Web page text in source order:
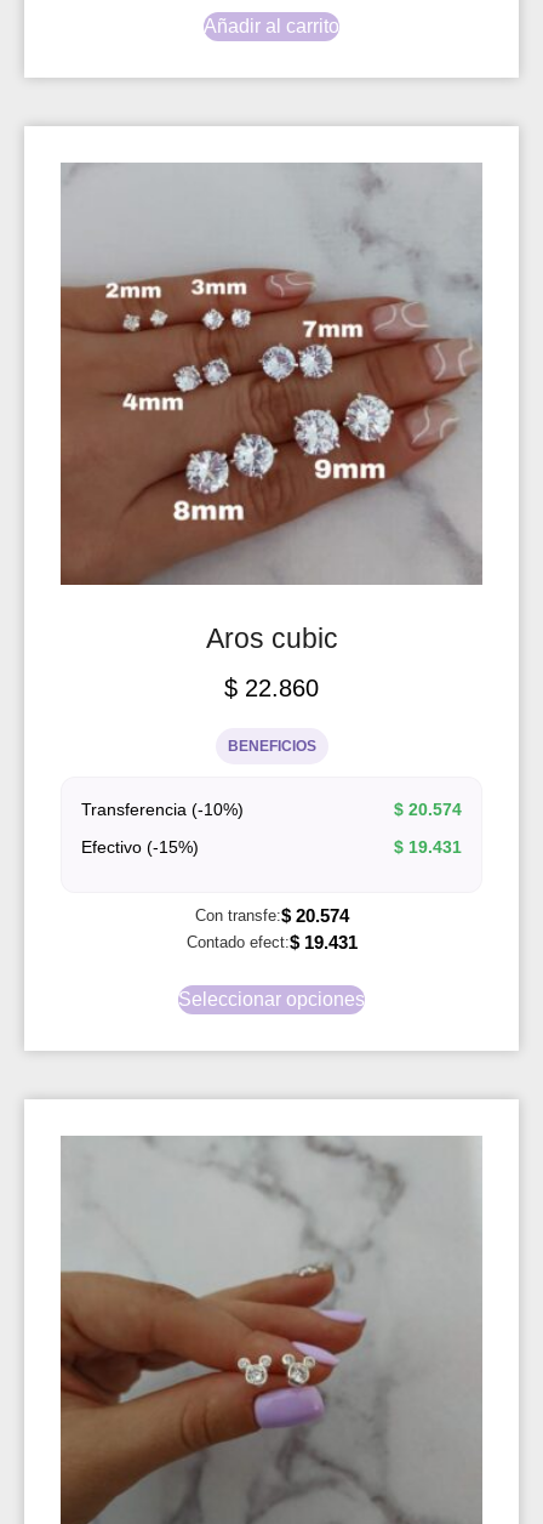
Añadir al carrito
Aros cubic
$ 22.860
BENEFICIOS
Transferencia (-10%) $ 20.574
Efectivo (-15%)
$ 19.431
Con transfe:$20.574
Contado efect:$19.431
Seleccionar opciones